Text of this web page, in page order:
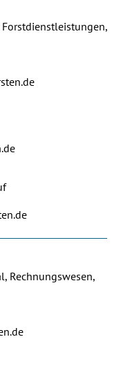
Rechnungswesen,